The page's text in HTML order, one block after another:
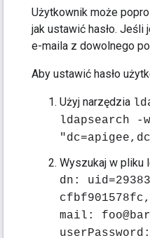
Użytkownik może
jak ustawić hasło.
e-maila z dowolnego
Aby ustawić hasło
Użyj narzędzia
ldapsearch -
Wyszukaj w pliku
dn:
mail: